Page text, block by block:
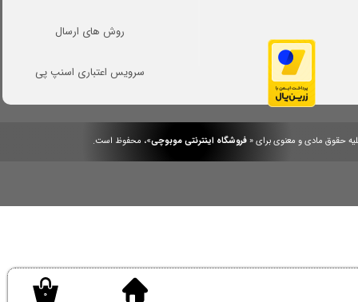
حقوق مادی و معنوی برای «فروشگاه اینترنتی موبوچی»، محفوظ است.
روش های ارسال
سرویس اعتباری اسنپ پی
۰